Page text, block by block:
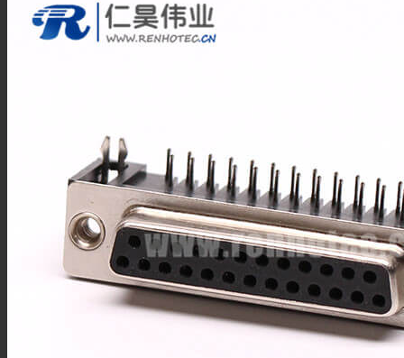
DB行业应用
车针型D SUB
防水型D SUB